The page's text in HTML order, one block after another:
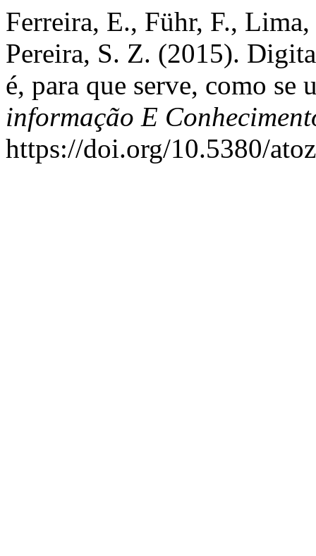
Ferreira, E., Führ, F.,
Pereira, S. Z. (2015).
é, para que serve, como se
informação E
https://doi.org/10.5380/